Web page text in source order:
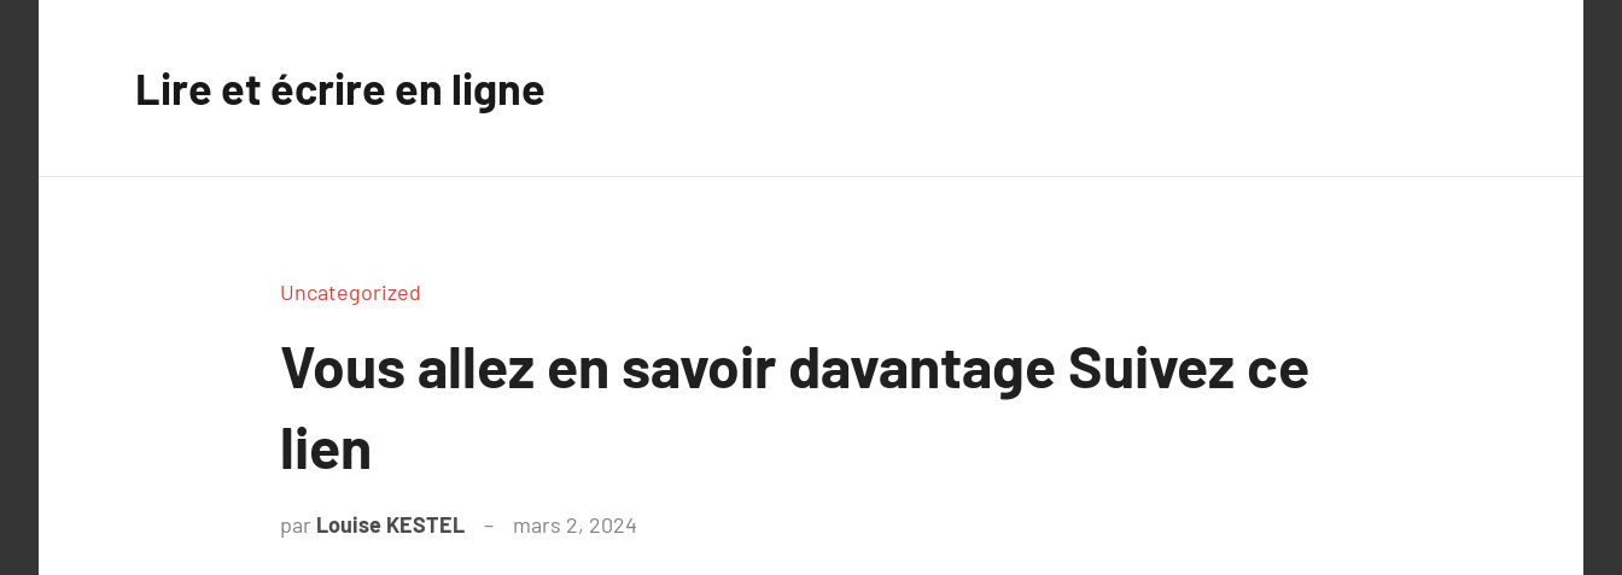
Lire et écrire en ligne
Uncategorized
Vous allez en savoir davantage Suivez ce
lien
par Louise KESTEL mars 2, 2024